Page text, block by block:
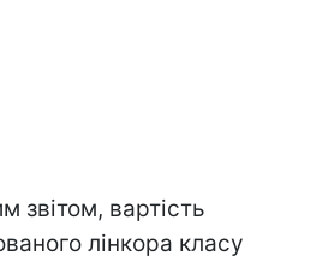
звітом, вартість
лінкора класу